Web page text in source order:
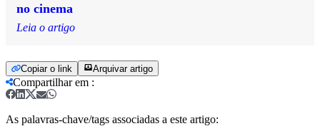
no cinema
Leia o artigo
Copiar o link Arquivar artigo
Compartilhar em :
As palavras-chave/tags associadas a este artigo: